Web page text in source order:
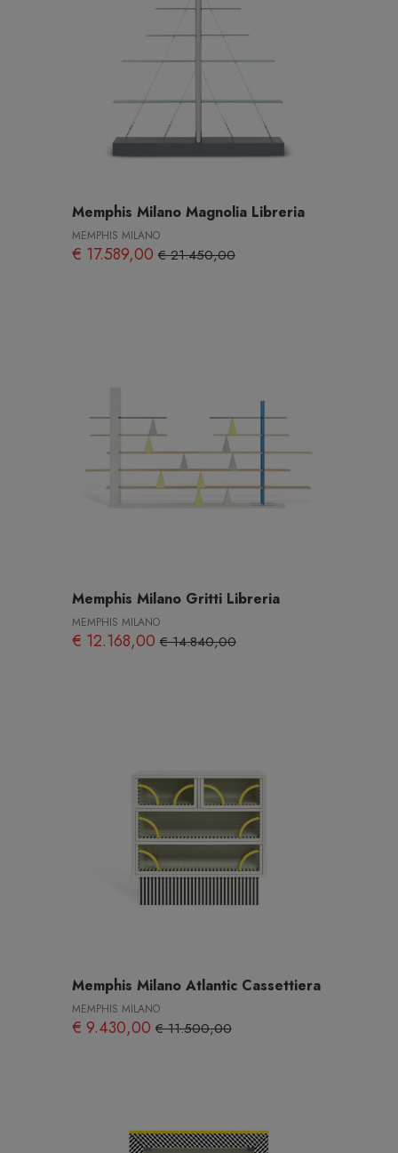
Memphis Milano Magnolia Libreria
MEMPHIS MILANO
€ 17.589,00€ 21.450,00
Memphis Milano Gritti Libreria
MEMPHIS MILANO
€ 12.168,00€ 14.840,00
Memphis Milano Atlantic Cassettiera
MEMPHIS MILANO
€ 9.430,00€ 11.500,00